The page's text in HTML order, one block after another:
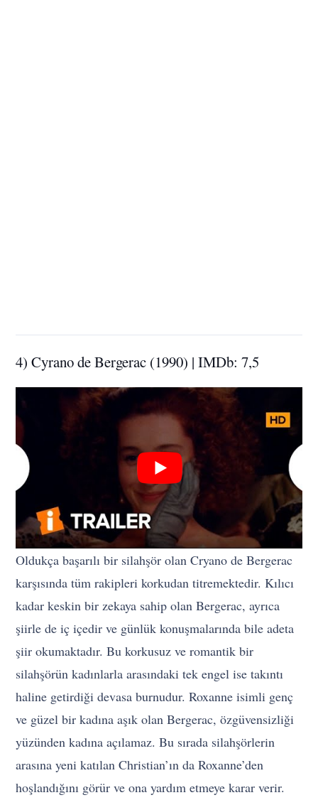
4) Cyrano de Bergerac (1990) | IMDb: 7,5
Oldukça başarılı bir silahşör olan Cryano de Bergerac
karşısında tüm rakipleri korkudan titremektedir. Kılıcı
kadar keskin bir zekaya sahip olan Bergerac, ayrıca
şiirle de iç içedir ve günlük konuşmalarında bile adeta
şiir okumaktadır. Bu korkusuz ve romantik bir
silahşörün kadınlarla arasındaki tek engel ise takıntı
haline getirdiği devasa burnudur. Roxanne isimli genç
ve güzel bir kadına aşık olan Bergerac, özgüvensizliği
yüzünden kadına açılamaz. Bu sırada silahşörlerin
arasına yeni katılan Christian’ın da Roxanne’den
hoşlandığını görür ve ona yardım etmeye karar verir.